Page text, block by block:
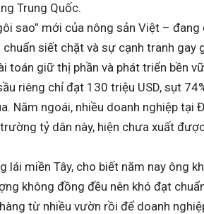
Trung Quốc.
sao” mới của nông sản Việt –
siết chặt và sự cạnh tranh gay
toán giữ thị phần và phát triển bền
riêng chỉ đạt 130 triệu USD, sụt
Năm ngoái, nhiều doanh nghiệp tại
tỷ dân này, hiện chưa xuất
lái miền Tây, cho biết năm nay ông
không đồng đều nên khó đạt
từ nhiều vườn rồi để doanh